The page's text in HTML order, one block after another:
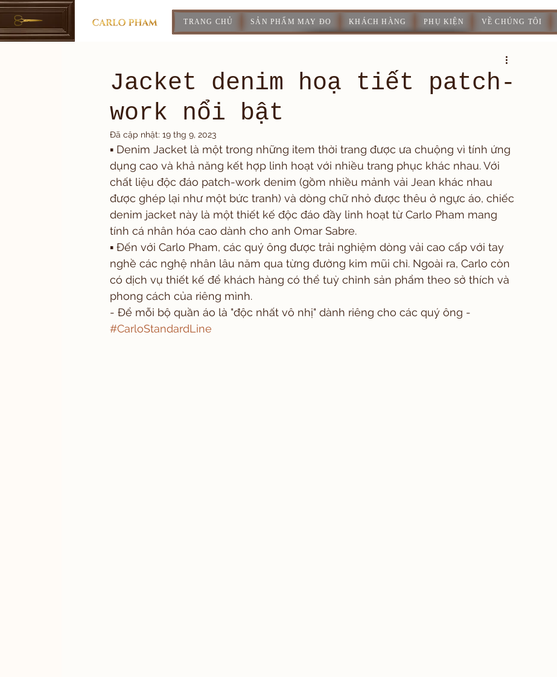
TRANG CHỦ SẢN PHẨM MAY ĐO KHÁCH HÀNG PHỤ KIỆN VỀ CHÚNG TÔI
Jacket denim hoạ tiết patch-
work nổi bật
Đã cập nhật: 19 thg 9, 2023
▪️ Denim Jacket là một trong những item thời trang được ưa chuộng vì tính ứng
dụng cao và khả năng kết hợp linh hoạt với nhiều trang phục khác nhau. Với
chất liệu độc đáo patch-work denim (gồm nhiều mảnh vải Jean khác nhau
được ghép lại như một bức tranh) và dòng chữ nhỏ được thêu ở ngực áo, chiếc
denim jacket này là một thiết kế độc đáo đầy linh hoạt từ Carlo Pham mang
tính cá nhân hóa cao dành cho anh Omar Sabre.
▪️ Đến với Carlo Pham, các quý ông được trải nghiệm dòng vải cao cấp với tay
nghề các nghệ nhân lâu năm qua từng đường kim mũi chỉ. Ngoài ra, Carlo còn
có dịch vụ thiết kế để khách hàng có thể tuỳ chỉnh sản phẩm theo sở thích và
phong cách của riêng mình.
- Để mỗi bộ quần áo là "độc nhất vô nhị" dành riêng cho các quý ông -
#CarloStandardLine